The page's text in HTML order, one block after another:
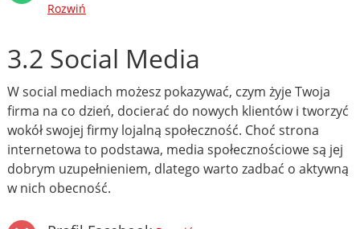
Rozwiń
3.2 Social Media
W social mediach możesz pokazywać, czym żyje Twoja
firma na co dzień, docierać do nowych klientów i tworzyć
wokół swojej firmy lojalną społeczność. Choć strona
internetowa to podstawa, media społecznościowe są jej
dobrym uzupełnieniem, dlatego warto zadbać o aktywną
w nich obecność.